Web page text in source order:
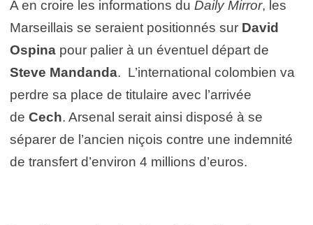
A en croire les informations du Daily Mirror, les
Marseillais se seraient positionnés sur David
Ospina pour palier à un éventuel départ de
Steve Mandanda. L’international colombien va
perdre sa place de titulaire avec l’arrivée
de Cech. Arsenal serait ainsi disposé à se
séparer de l’ancien niçois contre une indemnité
de transfert d’environ 4 millions d’euros.